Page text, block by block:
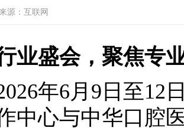
源：互联网
业盛会，聚焦专
6月9日至12日
中心与中华口腔